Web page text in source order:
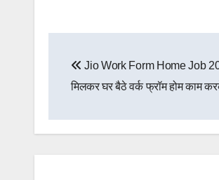
navigation
Jio Work Form Home Job
मिलकर घर बैठे वर्क फ्रॉम होम काम